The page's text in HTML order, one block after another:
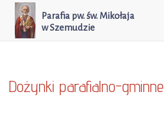
Parafia pw. św. Mikołaja
w Szemudzie
Dożynki parafialno-gminne